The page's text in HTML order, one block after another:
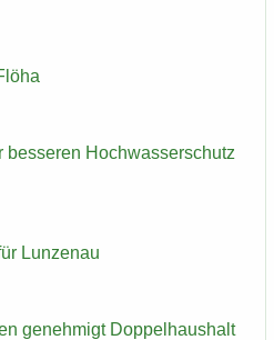
bes­se­ren Hoch­was­ser­schutz
Lun­zen­au
ge­neh­migt Dop­pel­haus­halt